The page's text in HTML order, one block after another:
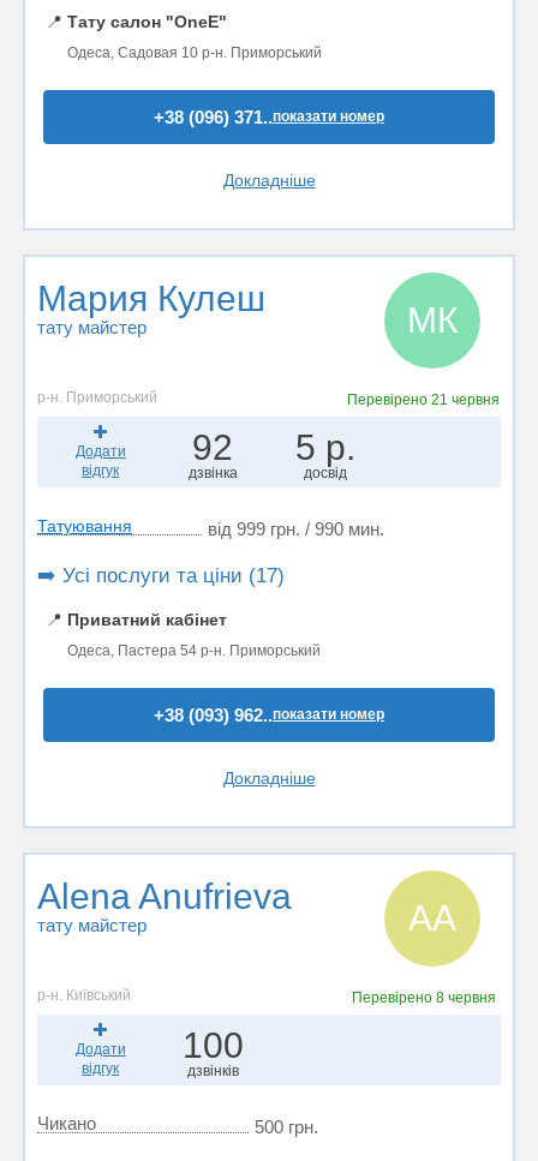
📍 Тату салон "OneE"
Одеса, Садовая 10 р-н. Приморський
+38 (096) 371..показати номер
Докладніше
Мария Кулеш
тату майстер МК
р-н. Приморський Перевірено21 червня
Додати
відгук
92
дзвінка
5 р.
досвід
Татуювання від 999 грн. / 990 мин.
➡️ Усі послуги та ціни (17)
📍 Приватний кабінет
Одеса, Пастера 54 р-н. Приморський
+38 (093) 962..показати номер
Докладніше
Alena Anufrieva
тату майстер AA
р-н. Київський Перевірено 8 червня
Додати
відгук
100
дзвінків
Чикано 500 грн.